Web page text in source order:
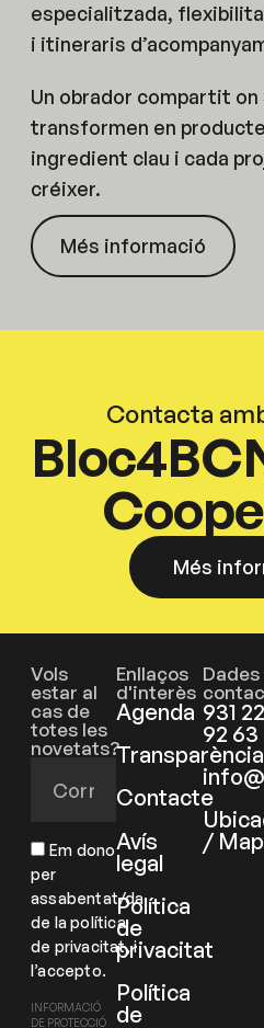
especialitzada,
i itineraris
Un obrador compartit on
transformen en
ingredient clau i cada
créixer.
Més informació
Contacta
Més
Vols
estar al
cas de
totes les
novetats?
Em dono
per
assabentat/da
de la política
de privacitat, i
l’accepto.
INFORMACIÓ
DE PROTECCIÓ
Enllaços
d'interès
Agenda
Transparència
Contacte
Avís
legal
Política
de
privacitat
Política
de
931 22
92 63
/